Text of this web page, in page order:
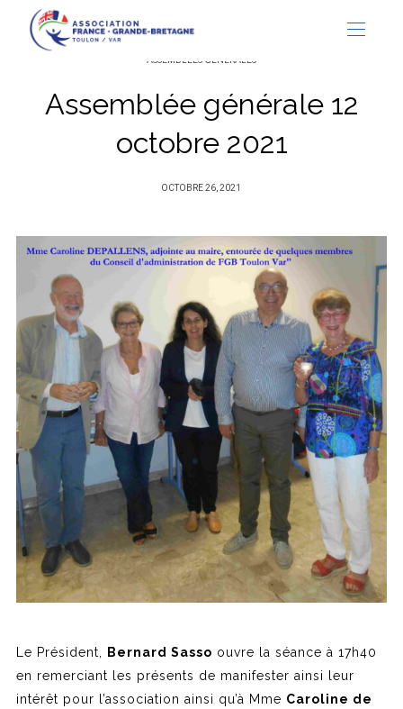
ASSEMBLÉES GÉNÉRALES
Assemblée générale 12
octobre 2021
PUBLIÉ
OCTOBRE 26, 2021
Le Président, Bernard Sasso ouvre la séance à 17h40
en remerciant les présents de manifester ainsi leur
intérêt pour l’association ainsi qu’à Mme Caroline de